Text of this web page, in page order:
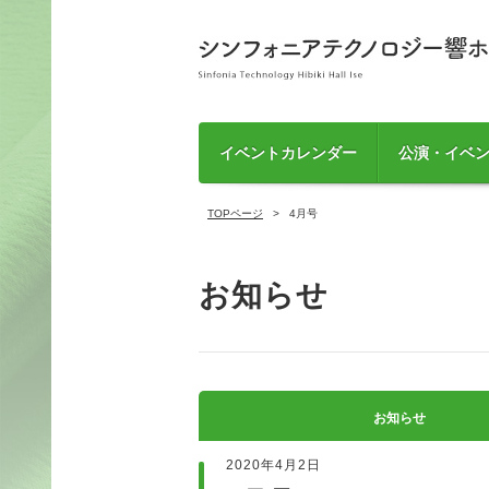
イベントカレンダー 公演・イベ
TOPページ 4月号
お知らせ
お知らせ
2020年4月2日